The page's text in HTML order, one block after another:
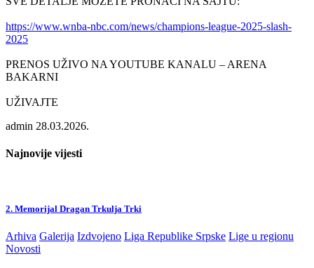
https://www.wnba-nbc.com/news/champions-league-2025-slash-
2025
PRENOS UŽIVO NA YOUTUBE KANALU – ARENA
BAKARNI
UŽIVAJTE
admin 28.03.2026.
Najnovije vijesti
2. Memorijal Dragan Trkulja Trki
Arhiva Galerija Izdvojeno Liga Republike Srpske Lige u regionu
Novosti